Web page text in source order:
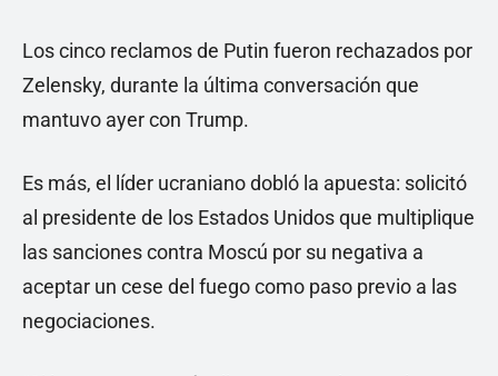
Los cinco reclamos de Putin fueron rechazados por
Zelensky, durante la última conversación que
mantuvo ayer con Trump.
Es más, el líder ucraniano dobló la apuesta: solicitó
al presidente de los Estados Unidos que multiplique
las sanciones contra Moscú por su negativa a
aceptar un cese del fuego como paso previo a las
negociaciones.